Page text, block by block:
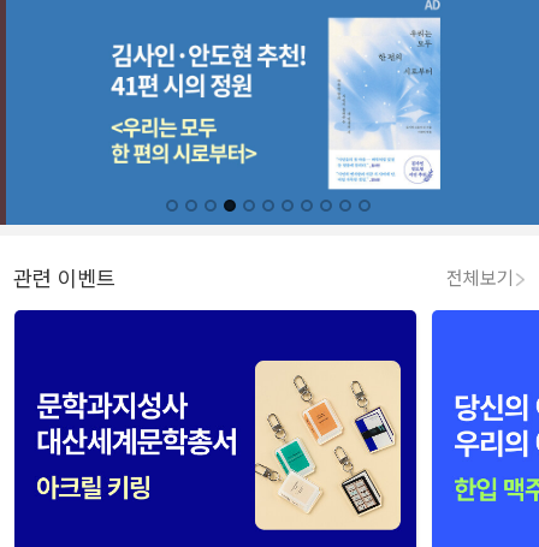
관련 이벤트 전체보기